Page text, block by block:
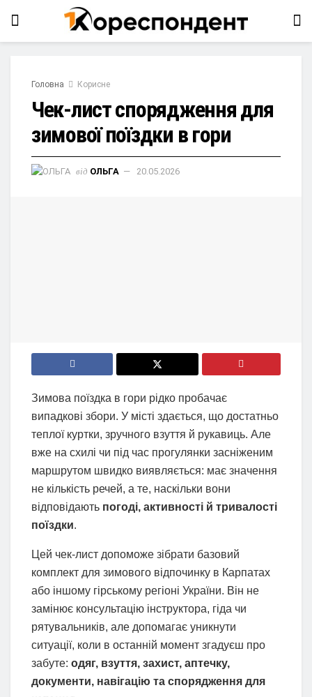
Головна Корисне
Чек-лист спорядження для
зимової поїздки в гори
від ОЛЬГА 20.05.2026
Зимова поїздка в гори рідко пробачає
випадкові збори. У місті здається, що достатньо
теплої куртки, зручного взуття й рукавиць. Але
вже на схилі чи під час прогулянки засніженим
маршрутом швидко виявляється: має значення
не кількість речей, а те, наскільки вони
відповідають погоді, активності й тривалості
поїздки.
Цей чек-лист допоможе зібрати базовий
комплект для зимового відпочинку в Карпатах
або іншому гірському регіоні України. Він не
замінює консультацію інструктора, гіда чи
рятувальників, але допомагає уникнути
ситуації, коли в останній момент згадуєш про
забуте: одяг, взуття, захист, аптечку,
документи, навігацію та спорядження для